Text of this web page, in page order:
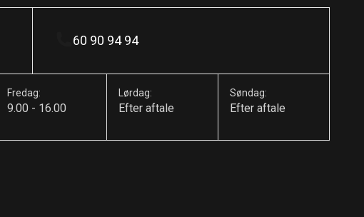
60 90 94 94
Fredag:
9.00 - 16.00
Lørdag:
Efter aftale
Søndag:
Efter aftale